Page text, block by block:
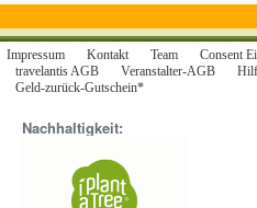
und ausgewählten Badehotels
Luxus, Komfort und Abenteuer.
Bali und erleben Sie eine
Impressum Kontakt Team Consent
travelantis AGB
Veranstalter-AGB
Geld-zurück-Gutschein*
Nachhaltigkeit: